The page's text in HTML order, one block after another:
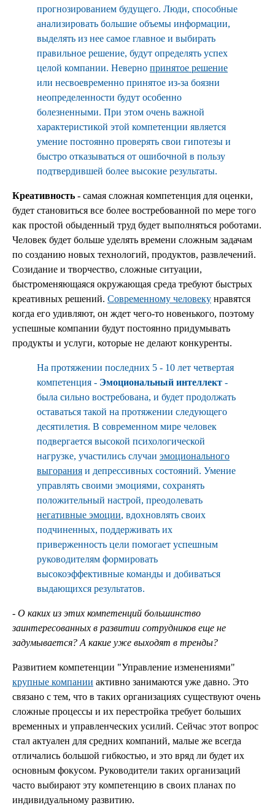
прогнозированием будущего. Люди, способные
анализировать большие объемы информации,
выделять из нее самое главное и выбирать
правильное решение, будут определять успех
целой компании. Неверно принятое решение
или несвоевременно принятое из-за боязни
неопределенности будут особенно
болезненными. При этом очень важной
характеристикой этой компетенции является
умение постоянно проверять свои гипотезы и
быстро отказываться от ошибочной в пользу
подтвердившей более высокие результаты.
Креативность - самая сложная компетенция для оценки,
будет становиться все более востребованной по мере того
как простой обыденный труд будет выполняться роботами.
Человек будет больше уделять времени сложным задачам
по созданию новых технологий, продуктов, развлечений.
Созидание и творчество, сложные ситуации,
быстроменяющаяся окружающая среда требуют быстрых
креативных решений. Современному человеку нравятся
когда его удивляют, он ждет чего-то новенького, поэтому
успешные компании будут постоянно придумывать
продукты и услуги, которые не делают конкуренты.
На протяжении последних 5 - 10 лет четвертая
компетенция - Эмоциональный интеллект -
была сильно востребована, и будет продолжать
оставаться такой на протяжении следующего
десятилетия. В современном мире человек
подвергается высокой психологической
нагрузке, участились случаи эмоционального
выгорания и депрессивных состояний. Умение
управлять своими эмоциями, сохранять
положительный настрой, преодолевать
негативные эмоции, вдохновлять своих
подчиненных, поддерживать их
приверженность цели помогает успешным
руководителям формировать
высокоэффективные команды и добиваться
выдающихся результатов.
- О каких из этих компетенций большинство
заинтересованных в развитии сотрудников еще не
задумывается? А какие уже выходят в тренды?
Развитием компетенции "Управление изменениями"
крупные компании активно занимаются уже давно. Это
связано с тем, что в таких организациях существуют очень
сложные процессы и их перестройка требует больших
временных и управленческих усилий. Сейчас этот вопрос
стал актуален для средних компаний, малые же всегда
отличались большой гибкостью, и это вряд ли будет их
основным фокусом. Руководители таких организаций
часто выбирают эту компетенцию в своих планах по
индивидуальному развитию.